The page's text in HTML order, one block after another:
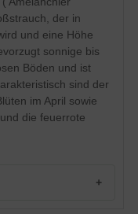
Ende leicht
danach
von gelb über
cm groß
Beeren, essbar
Einzelblüten in
bis leicht alkalische
der in
und eine Höhe
sonnige bis
Böden und ist
sind der
im April sowie
die feuerrote